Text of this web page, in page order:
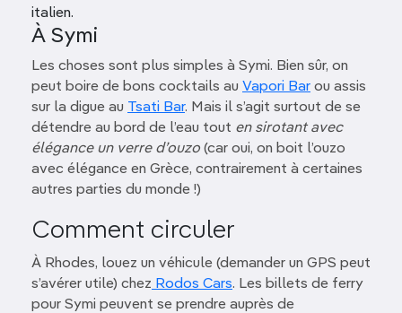
italien.
À Symi
Les choses sont plus simples à Symi. Bien sûr, on
peut boire de bons cocktails au Vapori Bar ou assis
sur la digue au Tsati Bar. Mais il s’agit surtout de se
détendre au bord de l’eau tout en sirotant avec
élégance un verre d’ouzo (car oui, on boit l’ouzo
avec élégance en Grèce, contrairement à certaines
autres parties du monde !)
Comment circuler
À Rhodes, louez un véhicule (demander un GPS peut
s’avérer utile) chez Rodos Cars. Les billets de ferry
pour Symi peuvent se prendre auprès de